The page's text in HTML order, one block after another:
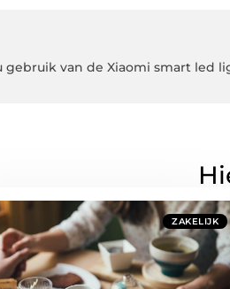
gebruik van de Xiaomi smart led
ZAKELIJK